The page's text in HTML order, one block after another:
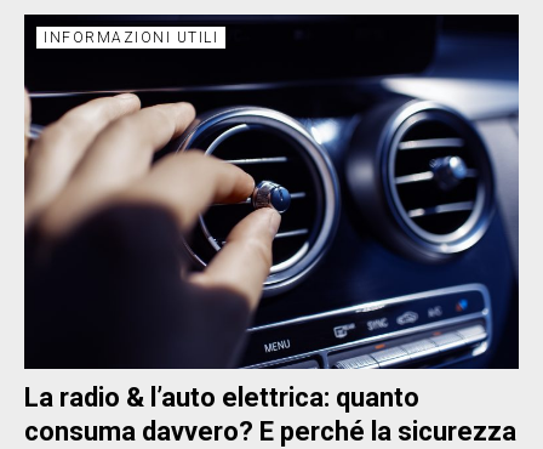
INFORMAZIONI UTILI
La radio & l’auto elettrica: quanto
consuma davvero? E perché la sicurezza